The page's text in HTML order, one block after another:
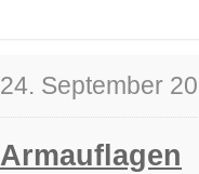
24. September
Armauflagen